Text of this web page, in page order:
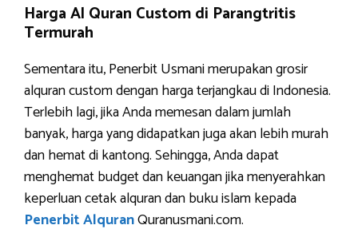
Harga Al Quran Custom di Parangtritis
Termurah
Sementara itu, Penerbit Usmani merupakan grosir
alquran custom dengan harga terjangkau di Indonesia.
Terlebih lagi, jika Anda memesan dalam jumlah
banyak, harga yang didapatkan juga akan lebih murah
dan hemat di kantong. Sehingga, Anda dapat
menghemat budget dan keuangan jika menyerahkan
keperluan cetak alquran dan buku islam kepada
Penerbit AlquranQuranusmani.com.